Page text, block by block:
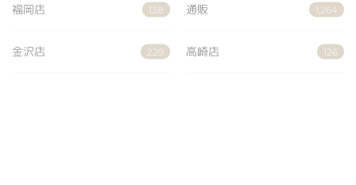
福岡店 138 通販 1,264
金沢店 229 高崎店 126